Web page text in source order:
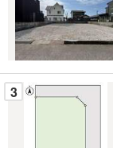
保
存
す
る
3